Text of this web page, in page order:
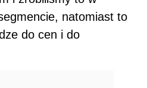
natomiast to
do cen i do